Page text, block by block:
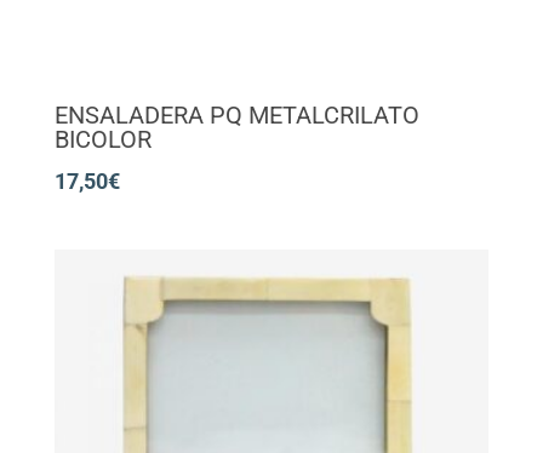
ENSALADERA PQ METALCRILATO
BICOLOR
17,50€